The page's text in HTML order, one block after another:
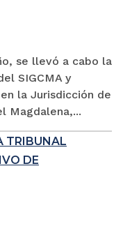
se llevó a cabo la
SIGCMA y
la Jurisdicción de
Magdalena,...
TRIBUNAL
DE